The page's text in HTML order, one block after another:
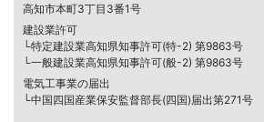
高知市本町3丁目3番1号
建設業許可
└特定建設業高知県知事許可(特-2) 第9863号
└一般建設業高知県知事許可(般-2) 第9863号
電気工事業の届出
└中国四国産業保安監督部長(四国)届出第271号